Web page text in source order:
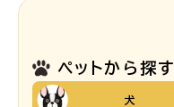
ペットから探す
犬